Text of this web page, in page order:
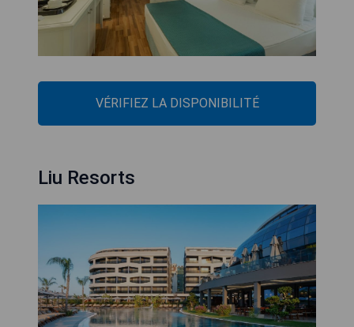
VÉRIFIEZ LA DISPONIBILITÉ
Liu Resorts